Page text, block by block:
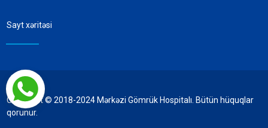
Sayt xəritəsi
Copyright © 2018-2024 Mərkəzi Gömrük Hospitalı. Bütün hüquqlar
qorunur.